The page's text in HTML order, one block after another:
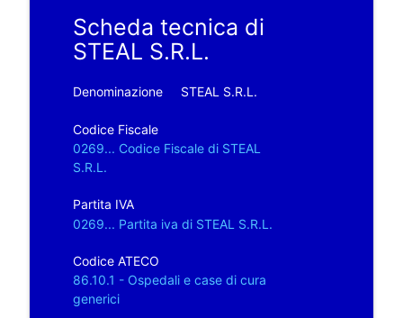
Scheda tecnica di
STEAL S.R.L.
Denominazione STEAL S.R.L.
Codice Fiscale
0269... Codice Fiscale di STEAL
S.R.L.
Partita IVA
0269... Partita iva di STEAL S.R.L.
Codice ATECO
86.10.1 - Ospedali e case di cura
generici